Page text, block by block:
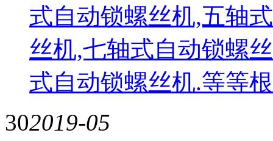
式自动锁螺丝机,五轴
丝机,七轴式自动锁螺
式自动锁螺丝机.等等
302019-05